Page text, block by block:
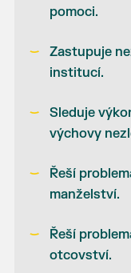
pomoci.
Zastupuje
institucí.
Sleduje
výchovy
Řeší
manželství.
Řeší
otcovství.